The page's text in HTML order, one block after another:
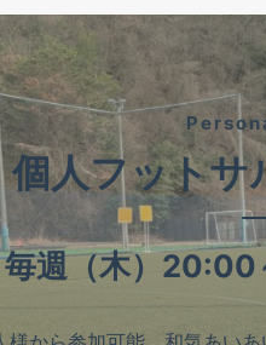
個人フットサ
毎週（木）20:00